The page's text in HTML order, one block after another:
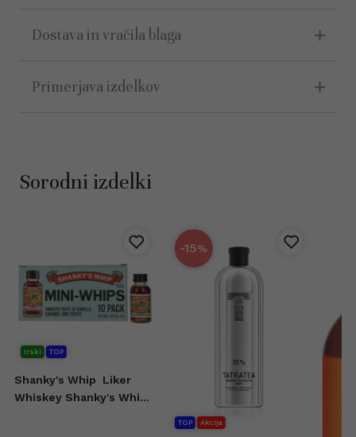
Dostava in vračila blaga
Primerjava izdelkov
Sorodni izdelki
Irski TOP
Shanky's Whip
Liker
Whiskey Shanky's Whip
-15%
TOP Akcija